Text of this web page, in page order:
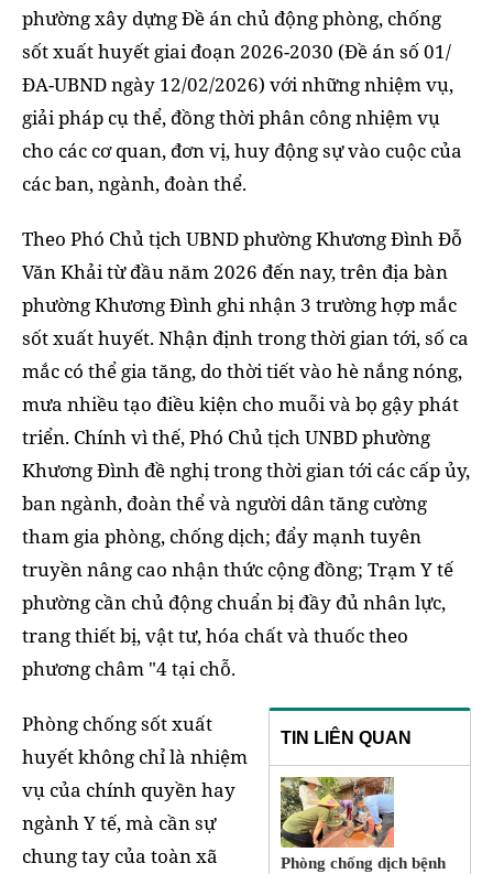
phường xây dựng Đề án chủ động phòng, chống
sốt xuất huyết giai đoạn 2026-2030 (Đề án số 01/
ĐA-UBND ngày 12/02/2026) với những nhiệm vụ,
giải pháp cụ thể, đồng thời phân công nhiệm vụ
cho các cơ quan, đơn vị, huy động sự vào cuộc của
các ban, ngành, đoàn thể.
Theo Phó Chủ tịch UBND phường Khương Đình Đỗ
Văn Khải từ đầu năm 2026 đến nay, trên địa bàn
phường Khương Đình ghi nhận 3 trường hợp mắc
sốt xuất huyết. Nhận định trong thời gian tới, số ca
mắc có thể gia tăng, do thời tiết vào hè nắng nóng,
mưa nhiều tạo điều kiện cho muỗi và bọ gậy phát
triển. Chính vì thế, Phó Chủ tịch UNBD phường
Khương Đình đề nghị trong thời gian tới các cấp ủy,
ban ngành, đoàn thể và người dân tăng cường
tham gia phòng, chống dịch; đẩy mạnh tuyên
truyền nâng cao nhận thức cộng đồng; Trạm Y tế
phường cần chủ động chuẩn bị đầy đủ nhân lực,
trang thiết bị, vật tư, hóa chất và thuốc theo
phương châm "4 tại chỗ.
TIN LIÊN QUAN
Phòng chống dịch bệnh
Phòng chống sốt xuất
huyết không chỉ là nhiệm
vụ của chính quyền hay
ngành Y tế, mà cần sự
chung tay của toàn xã